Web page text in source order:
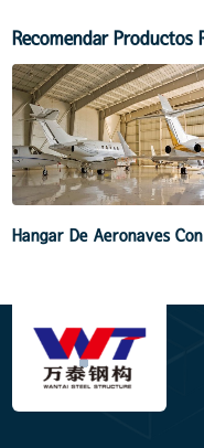
Recomendar Productos